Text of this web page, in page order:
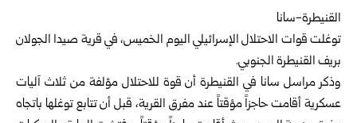
القنيطرة-سانا
توغلت قوات الاحتلال الإسرائيلي اليوم الخميس، في قرية صيدا الجولان
بريفالقنيطرةالجنوبي.
وذكر مراسل سانا في القنيطرة أن قوة للاحتلال مؤلفة من ثلاث آليات
عسكرية أقامت حاجزاً مؤقتاً عند مفرق القرية، قبل أن تتابع توغلها باتجاه